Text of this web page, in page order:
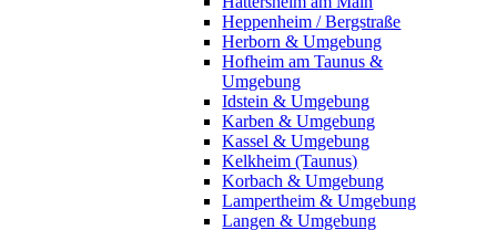
Heppenheim / Bergstraße
Herborn & Umgebung
Hofheim am Taunus &
Umgebung
Idstein & Umgebung
Karben & Umgebung
Kassel & Umgebung
Kelkheim (Taunus)
Korbach & Umgebung
Lampertheim & Umgebung
Langen & Umgebung